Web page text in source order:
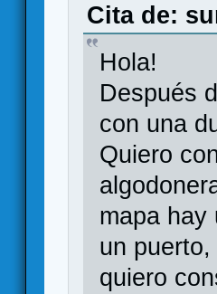
Cita de:
Hola!
Después
con una
Quiero
mapa hay
un
quiero